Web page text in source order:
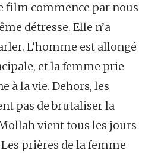
film commence par nous
détresse. Elle n’a
L’homme est allongé
et la femme prie
à la vie. Dehors, les
pas de brutaliser la
vient tous les jours
prières de la femme